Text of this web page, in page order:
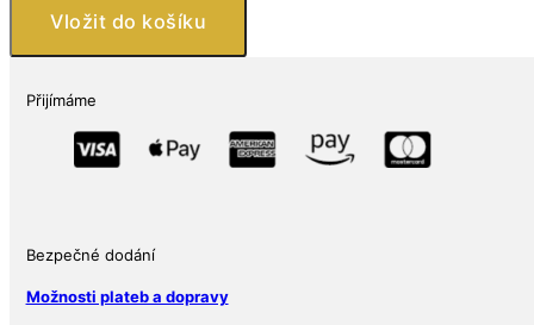
stříbra
srdcem
beruškou,
Vložit do košíku
Přijímáme
Bezpečné dodání
Možnosti plateb a dopravy